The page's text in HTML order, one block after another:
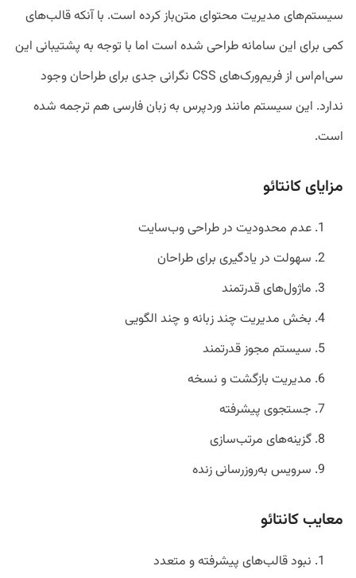
سیستم‌های مدیریت محتوای متن‌باز کرده است. با آنکه قالب‌های
کمی برای این سامانه طراحی شده است اما با توجه به پشتیبانی این
سی‌ام‌اس از فریم‌ورک‌های CSS نگرانی جدی برای طراحان وجود
ندارد. این سیستم مانند وردپرس به زبان فارسی هم ترجمه شده
است.
مزایای کانتائو
عدم محدودیت در طراحی وب‌سایت
سهولت در یادگیری برای طراحان
ماژول‌های قدرتمند
بخش مدیریت چند زبانه و چند الگویی
سیستم مجوز قدرتمند
مدیریت بازگشت و نسخه
جستجوی پیشرفته
گزینه‌های مرتب‌سازی
سرویس به‌روزرسانی زنده
معایب کانتائو
نبود قالب‌های پیشرفته و متعدد